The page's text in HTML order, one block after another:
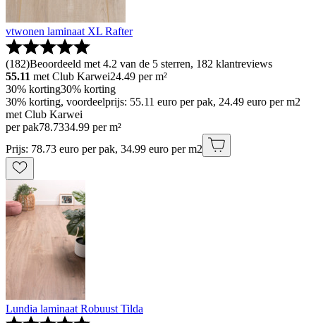
vtwonen laminaat XL Rafter
(182)Beoordeeld met 4.2 van de 5 sterren, 182 klantreviews
55.11 met Club Karwei24.49 per m²
30% korting30% korting
30% korting, voordeelprijs: 55.11 euro per pak, 24.49 euro per m2
met Club Karwei
per pak78.7334.99 per m²
Prijs: 78.73 euro per pak, 34.99 euro per m2
Lundia laminaat Robuust Tilda